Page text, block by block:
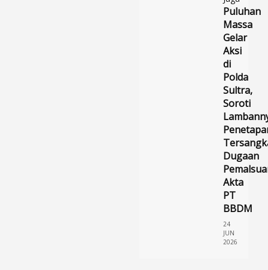
Puluhan
Massa
Gelar
Aksi
di
Polda
Sultra,
Soroti
Dugaan
Akta
PT
BBDM
24
JUN
2026